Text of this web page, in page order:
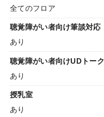
全てのフロア
聴覚障がい者向け筆談対応
あり
聴覚障がい者向けUDトーク
あり
授乳室
あり